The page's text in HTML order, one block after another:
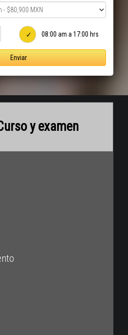
08:00 am a 17:00 hrs
Enviar
y examen